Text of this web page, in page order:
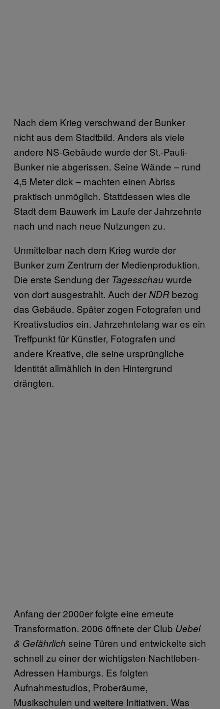
Nach dem Krieg verschwand der Bunker
nicht aus dem Stadtbild. Anders als viele
andere NS-Gebäude wurde der St.-Pauli-
Bunker nie abgerissen. Seine Wände – rund
4,5 Meter dick – machten einen Abriss
praktisch unmöglich. Stattdessen wies die
Stadt dem Bauwerk im Laufe der Jahrzehnte
nach und nach neue Nutzungen zu.
Unmittelbar nach dem Krieg wurde der
Bunker zum Zentrum der Medienproduktion.
Die erste Sendung der Tagesschauwurde
von dort ausgestrahlt. Auch derNDR bezog
das Gebäude. Später zogen Fotografen und
Kreativstudios ein. Jahrzehntelang war es ein
Treffpunkt für Künstler, Fotografen und
andere Kreative, die seine ursprüngliche
Identität allmählich in den Hintergrund
drängten.
Anfang der 2000er folgte eine erneute
Transformation. 2006 öffnete der Club Uebel
& Gefährlich seine Türen und entwickelte sich
schnell zu einer der wichtigsten Nachtleben-
Adressen Hamburgs. Es folgten
Aufnahmestudios, Proberäume,
Musikschulen und weitere Initiativen. Was